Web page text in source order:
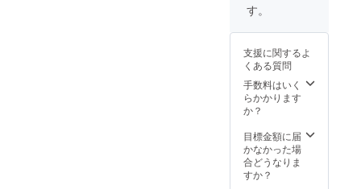
ネット
みこ先
生提供
書籍１
冊’サイ
ン入り
はダイ
エッ
ト、こ
とわ
す。
支援に関するよ
くある質問
手数料はいく
らかかります
か？
目標金額に届
かなかった場
合どうなりま
すか？